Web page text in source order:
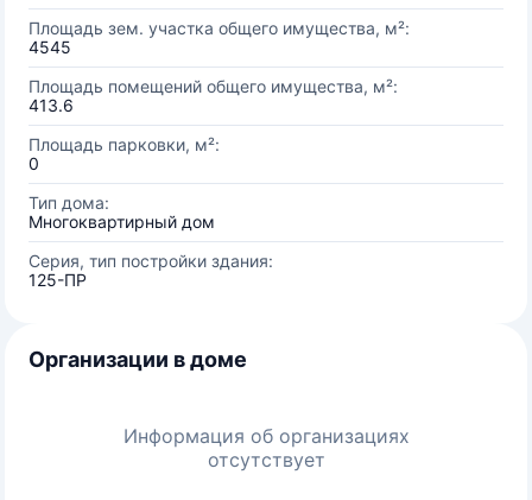
Площадь зем. участка общего имущества, м²:
4545
Площадь помещений общего имущества, м²:
413.6
Площадь парковки, м²:
0
Тип дома:
Многоквартирный дом
Серия, тип постройки здания:
125-ПР
Организации в доме
Информация об организациях
отсутствует